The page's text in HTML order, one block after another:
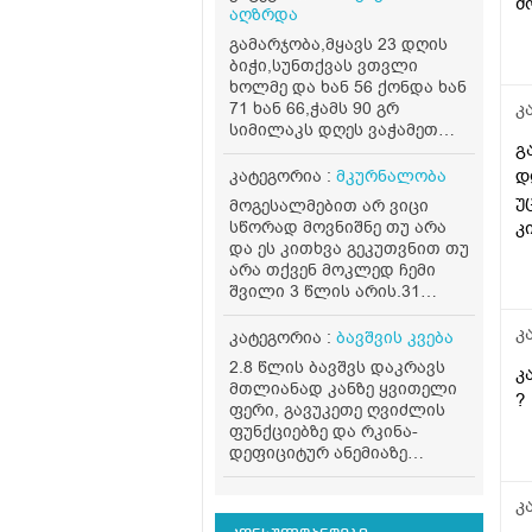
აღზრდა
გამარჯობა,მყავს 23 დღის
ბიჭი,სუნთქვას ვთვლი
ხოლმე და ხან 56 ქონდა ხან
71 ხან 66,ჭამს 90 გრ
სიმილაკს დღეს ვაჭამეთ
120 გრ და თითქოს.ვერ
ისვენებდა,დავთვალე და 75
არის 4.500 კგ,კუჭში 24
საათში ერთხელ გადის
თითქმის,მივიღებ ზოგად
რჩევებსაც ბავშვის
აღზრდის მხრივ.მადლობა.
კატეგორია : მკურნალობა
მოგესალმებით არ ვიცი
სწორად მოვნიშნე თუ არა
და ეს კითხვა გეკუთვნით თუ
არა თქვენ მოკლედ ჩემი
შვილი 3 წლის არის.31
მარტს გავუკეთეთ სისხლის
საერთო ანალიზი, ექიმმა
წესრიგშია მაგრამ.რკინის
დეფიციტი აქვს ანუ
ანემიაო.დაგვინიშნა
ფეროზიტი ორი ბოთლი და
გამოგვიშვა.ბავშვმა
რომ.დაიწყო ფეროზიტის
ენერგიულად იყო, დღეს
კატეგორია : ბავშვის კვება
2.8 წლის ბავშვს დაკრავს
მთლიანად კანზე ყვითელი
ფერი, გავუკეთე ღვიძლის
ფუნქციებზე და რკინა-
დეფიციტურ ანემიაზე
ანალიზი, ნორმის
ვაჭმევ გოგრას+ბატატის
?